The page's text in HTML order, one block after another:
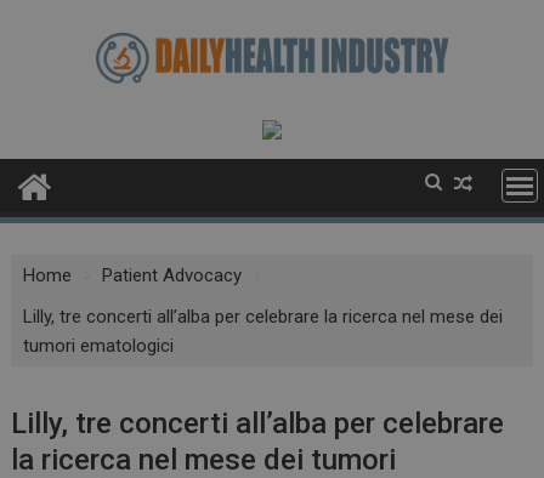
Home
Patient Advocacy
Lilly, tre concerti all’alba per celebrare la ricerca nel mese dei
tumori ematologici
Lilly, tre concerti all’alba per celebrare
la ricerca nel mese dei tumori